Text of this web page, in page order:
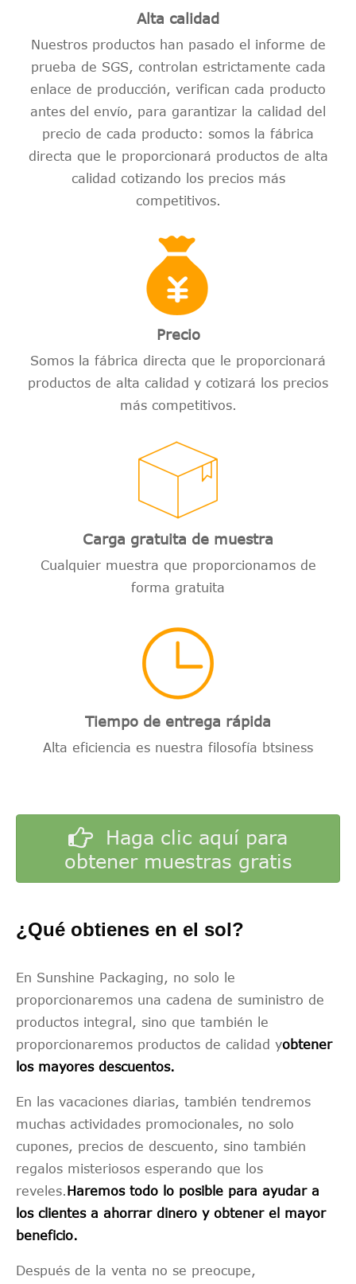
Alta calidad
Nuestros productos han pasado el informe de
prueba de SGS, controlan estrictamente cada
enlace de producción, verifican cada producto
antes del envío, para garantizar la calidad del
precio de cada producto: somos la fábrica
directa que le proporcionará productos de alta
calidad cotizando los precios más
competitivos.
Precio
Somos la fábrica directa que le proporcionará
productos de alta calidad y cotizará los precios
más competitivos.
Carga gratuita de muestra
Cualquier muestra que proporcionamos de
forma gratuita
Tiempo de entrega rápida
Alta eficiencia es nuestra filosofía btsiness
Haga clic aquí para
obtener muestras gratis
¿Qué obtienes en el sol?
En Sunshine Packaging, no solo le
proporcionaremos una cadena de suministro de
productos integral, sino que también le
proporcionaremos productos de calidad yobtener
los mayores descuentos.
En las vacaciones diarias, también tendremos
muchas actividades promocionales, no solo
cupones, precios de descuento, sino también
regalos misteriosos esperando que los
reveles.Haremos todo lo posible para ayudar a
los clientes a ahorrar dinero y obtener el mayor
beneficio.
Después de la venta no se preocupe,